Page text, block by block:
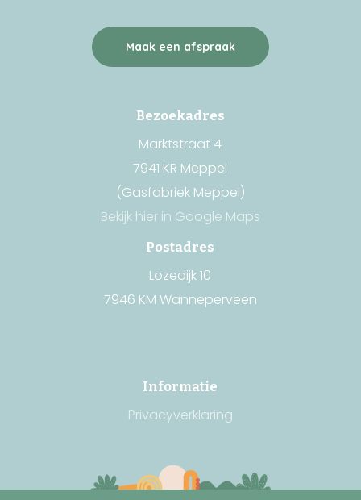
Maak een afspraak
Bezoekadres
Marktstraat 4
7941 KR Meppel
(Gasfabriek Meppel)
Bekijk hier in Google Maps
Postadres
Lozedijk 10
7946 KM Wanneperveen
Informatie
Privacyverklaring